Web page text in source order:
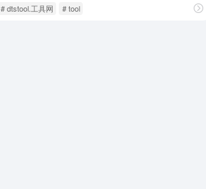
# dtstool.工具网 # tool